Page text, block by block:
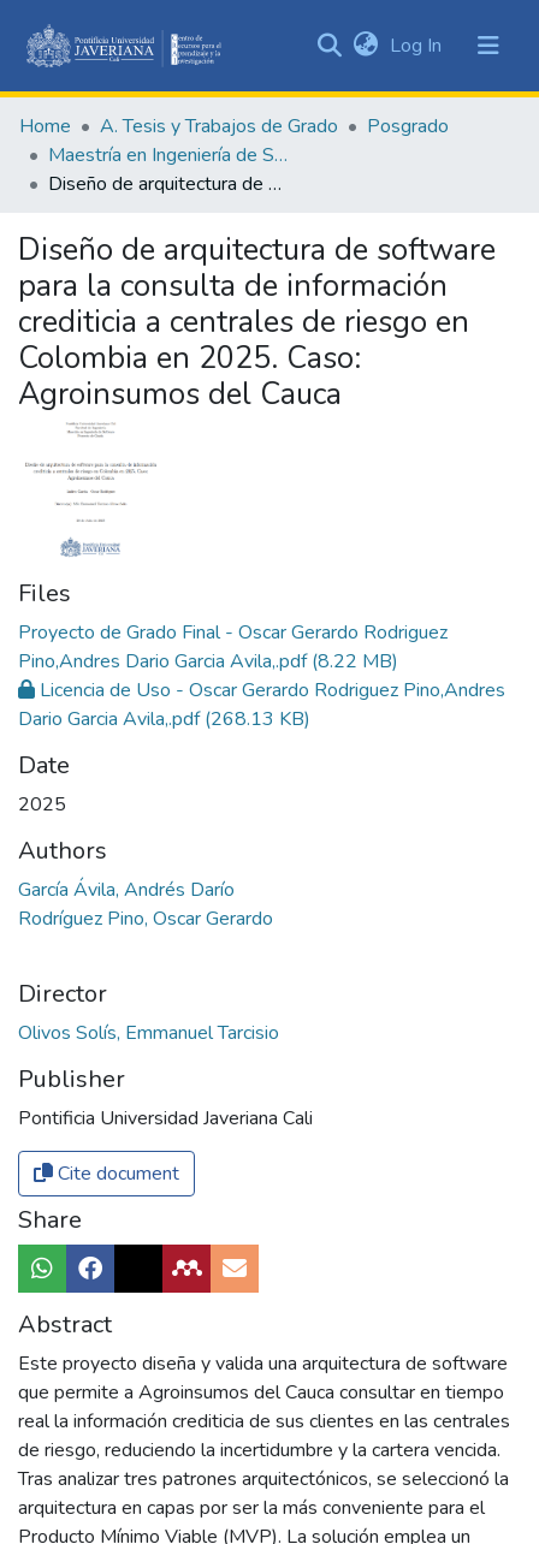
&
Collections
Statistics
Log In (current)
Home A. Tesis y Trabajos de Grado
Posgrado
Maestría en Ingeniería de Software
Diseño de arquitectura de software para la consulta de información crediticia a centrales de riesgo en Colombia en 2025. Caso: Agroinsumos del Cauca
Diseño de arquitectura de software
para la consulta de información
crediticia a centrales de riesgo en
Colombia en 2025. Caso:
Agroinsumos del Cauca
Files
Proyecto de Grado Final - Oscar Gerardo Rodriguez
Pino,Andres Dario Garcia Avila,.pdf(8.22 MB)
Licencia de Uso - Oscar Gerardo Rodriguez Pino,Andres
Dario Garcia Avila,.pdf(268.13 KB)
Date
2025
Authors
García Ávila, Andrés Darío
Rodríguez Pino, Oscar Gerardo
Director
Olivos Solís, Emmanuel Tarcisio
Publisher
Pontificia Universidad Javeriana Cali
Cite document
Share
Abstract
Este proyecto diseña y valida una arquitectura de software
que permite a Agroinsumos del Cauca consultar en tiempo
real la información crediticia de sus clientes en las centrales
de riesgo, reduciendo la incertidumbre y la cartera vencida.
Tras analizar tres patrones arquitectónicos, se seleccionó la
arquitectura en capas por ser la más conveniente para el
Producto Mínimo Viable (MVP). La solución emplea un